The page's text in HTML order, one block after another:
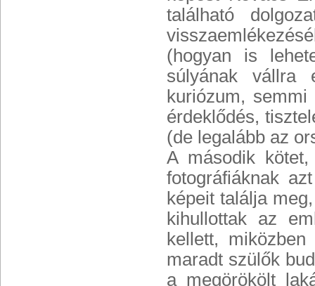
található
(hogyan is
súlyának vállra
kuriózum,
érdeklődés,
(de legalább az
A második
fotográfiáknak
képeit találja
kihullottak az
kellett,
maradt szülők
a megörökölt